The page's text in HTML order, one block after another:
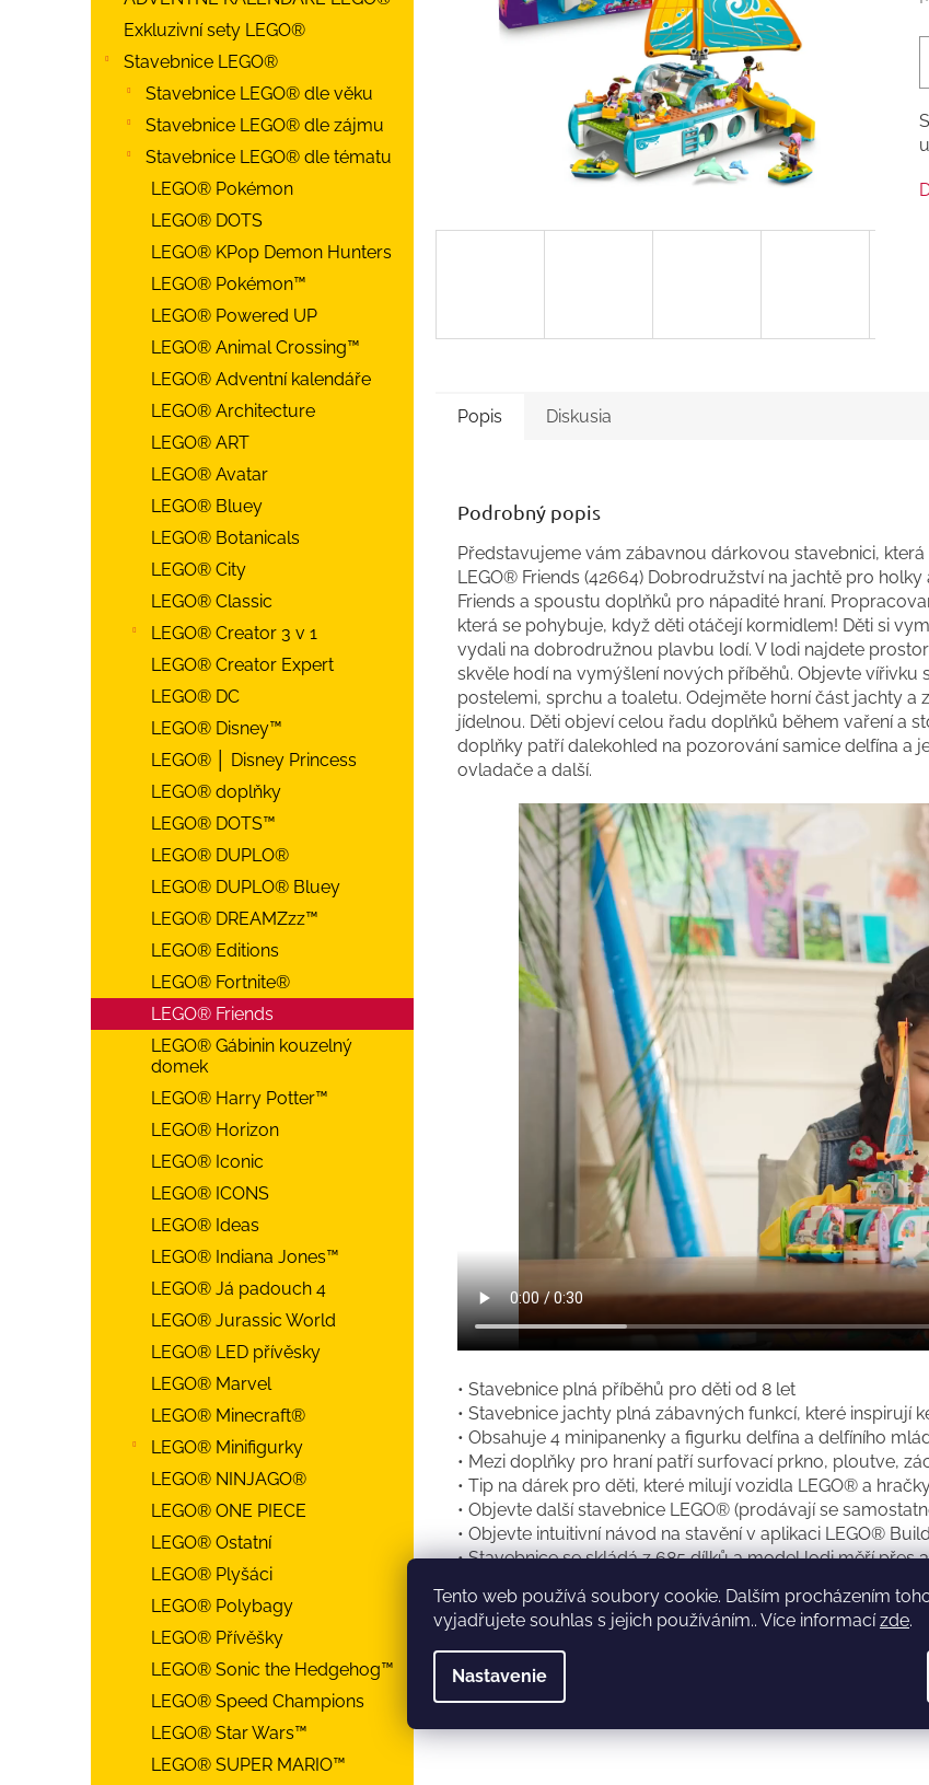
Tento web používá soubory cookie. Dalším procházením
vyjadřujete souhlas s jejich používáním.. Více informacízde.
Nastavenie
Exkluzivní sety LEGO®
Stavebnice LEGO®
Stavebnice LEGO® dle věku
Stavebnice LEGO® dle zájmu
Stavebnice LEGO® dle tématu
LEGO® Pokémon
LEGO® DOTS
LEGO® KPop Demon Hunters
LEGO® Pokémon™
LEGO® Powered UP
LEGO® Animal Crossing™
LEGO® Adventní kalendáře
LEGO® Architecture
LEGO® ART
LEGO® Avatar
LEGO® Bluey
LEGO® Botanicals
LEGO® City
LEGO® Classic
LEGO® Creator 3 v 1
LEGO® Creator Expert
LEGO® DC
LEGO® Disney™
LEGO® │ Disney Princess
LEGO® doplňky
LEGO® DOTS™
LEGO® DUPLO®
LEGO® DUPLO® Bluey
LEGO® DREAMZzz™
LEGO® Editions
LEGO® Fortnite®
LEGO® Friends
LEGO® Gábinin kouzelný
domek
LEGO® Harry Potter™
LEGO® Horizon
LEGO® Iconic
LEGO® ICONS
LEGO® Ideas
LEGO® Indiana Jones™
LEGO® Já padouch 4
LEGO® Jurassic World
LEGO® LED přívěsky
LEGO® Marvel
LEGO® Minecraft®
LEGO® Minifigurky
LEGO® NINJAGO®
LEGO® ONE PIECE
LEGO® Ostatní
LEGO® Plyšáci
LEGO® Polybagy
LEGO® Přívěšky
LEGO® Sonic the Hedgehog™
LEGO® Speed Champions
LEGO® Star Wars™
LEGO® SUPER MARIO™
Popis Diskusia
Podrobný popis
Představujeme vám zábavnou dárkovou stavebnici,
LEGO® Friends (42664) Dobrodružství na jachtě pro
Friends a spoustu doplňků pro nápadité hraní.
která se pohybuje, když děti otáčejí kormidlem! Děti si
vydali na dobrodružnou plavbu lodí. V lodi najdete
skvěle hodí na vymýšlení nových příběhů. Objevte
postelemi, sprchu a toaletu. Odejměte horní část jachty
jídelnou. Děti objeví celou řadu doplňků během vaření a
doplňky patří dalekohled na pozorování samice delfína a
ovladače a další.
• Stavebnice plná příběhů pro děti od 8 let
• Stavebnice jachty plná zábavných funkcí, které inspirují
• Obsahuje 4 minipanenky a figurku delfína a delfíního
• Mezi doplňky pro hraní patří surfovací prkno, ploutve,
• Tip na dárek pro děti, které milují vozidla LEGO® a
• Objevte další stavebnice LEGO® (prodávají se
• Objevte intuitivní návod na stavění v aplikaci LEGO®
• Stavebnice se skládá z 685 dílků a model lodi měří přes